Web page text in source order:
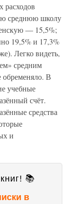
расходов
среднюю школу
— 15,5%;
19,5% и 17,3%
Легко видеть,
средним
обременяло. В
учебные
счёт.
средства
и
📚
в